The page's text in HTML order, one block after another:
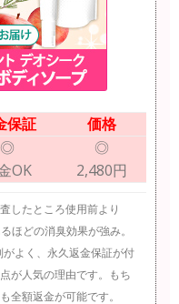
保証
価格
◎
OK
◎
2,480円
したところ使用前より
ほどの消臭効果が強み。
よく、永久返金保証が付
が人気の理由です。もち
全額返金が可能です。